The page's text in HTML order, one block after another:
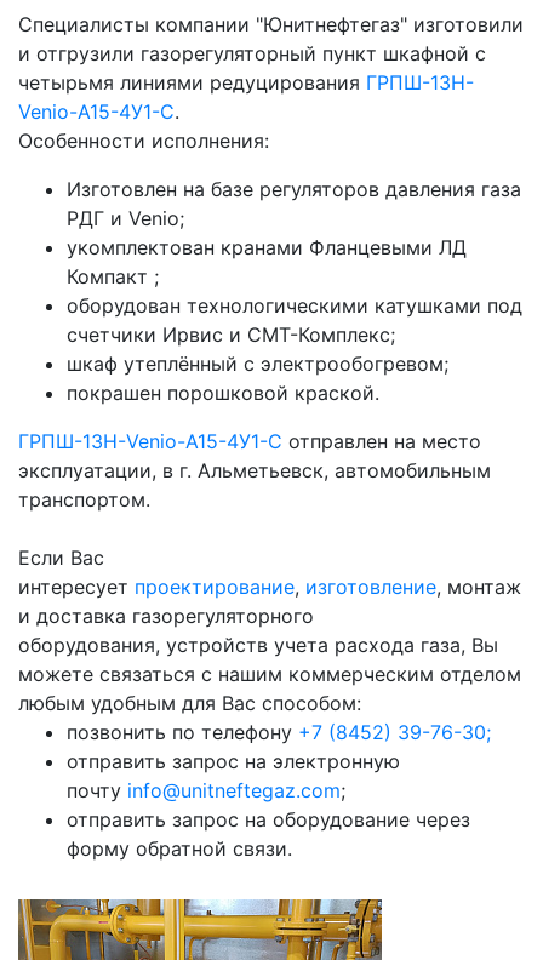
Специалисты компании "Юнитнефтегаз" изготовили
и отгрузили газорегуляторный пункт шкафной с
четырьмя линиями редуцирования ГРПШ-13Н-
Venio-A15-4У1-С.
Особенности исполнения:
Изготовлен на базе регуляторов давления газа
РДГ и Venio;
укомплектован кранами Фланцевыми ЛД
Компакт ;
оборудован технологическими катушками под
счетчики Ирвис и СМТ-Комплекс;
шкаф утеплённый c электрообогревом;
покрашен порошковой краской.
ГРПШ-13Н-Venio-A15-4У1-С отправлен на место
эксплуатации, в г. Альметьевск, автомобильным
транспортом.
Если Вас
интересует проектирование, изготовление, монтаж
и доставка газорегуляторного
оборудования, устройств учета расхода газа, Вы
можете связаться с нашим коммерческим отделом
любым удобным для Вас способом:
позвонить по телефону +7 (8452) 39-76-30;
отправить запрос на электронную
почту info@unitneftegaz.com;
отправить запрос на оборудование через
форму обратной связи.